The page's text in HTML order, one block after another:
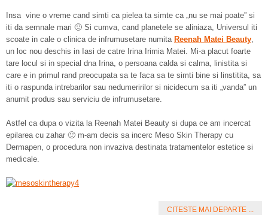
Insa vine o vreme cand simti ca pielea ta simte ca „nu se mai poate” si
iti da semnale mari 🙂 Si cumva, cand planetele se aliniaza, Universul iti
scoate in cale o clinica de infrumusetare numita Reenah Matei Beauty,
un loc nou deschis in Iasi de catre Irina Irimia Matei. Mi-a placut foarte
tare locul si in special dna Irina, o persoana calda si calma, linistita si
care e in primul rand preocupata sa te faca sa te simti bine si linstitita, sa
iti o raspunda intrebarilor sau nedumeririlor si nicidecum sa iti „vanda” un
anumit produs sau serviciu de infrumusetare.
Astfel ca dupa o vizita la Reenah Matei Beauty si dupa ce am incercat
epilarea cu zahar 🙂 m-am decis sa incerc Meso Skin Therapy cu
Dermapen, o procedura non invaziva destinata tratamentelor estetice si
medicale.
CITESTE MAI DEPARTE ...